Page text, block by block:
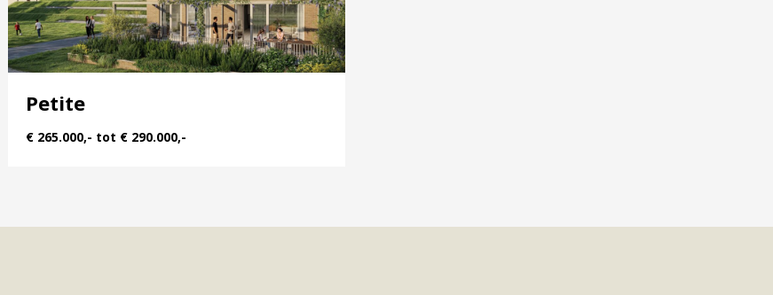
Petite
€ 265.000,- tot € 290.000,-